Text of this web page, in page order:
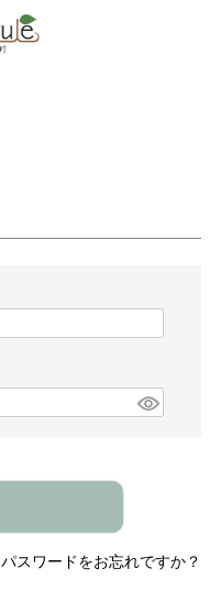
パスワードをお忘れですか？